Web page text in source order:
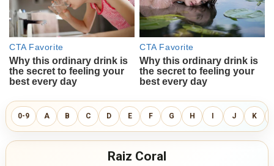
0-9 A B C D E F G H J K
Raiz Coral